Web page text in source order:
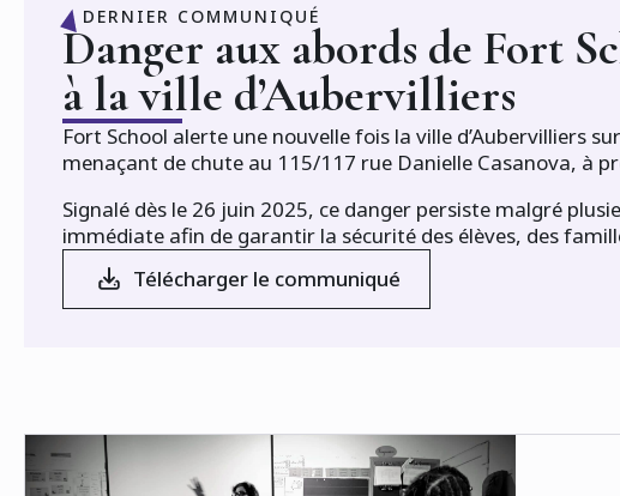
DERNIER COMMUNIQUÉ
Danger aux abords de Fort
à la ville d’Aubervilliers
Fort School alerte une nouvelle fois la ville d’Aubervilliers
menaçant de chute au 115/117 rue Danielle Casanova, à
Signalé dès le 26 juin 2025, ce danger persiste malgré
immédiate afin de garantir la sécurité des élèves, des
Télécharger le communiqué